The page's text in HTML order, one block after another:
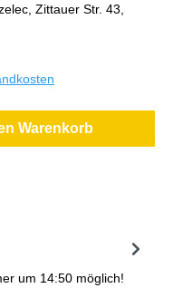
Zittauer Str. 43,
Warenkorb
um 14:50 möglich!